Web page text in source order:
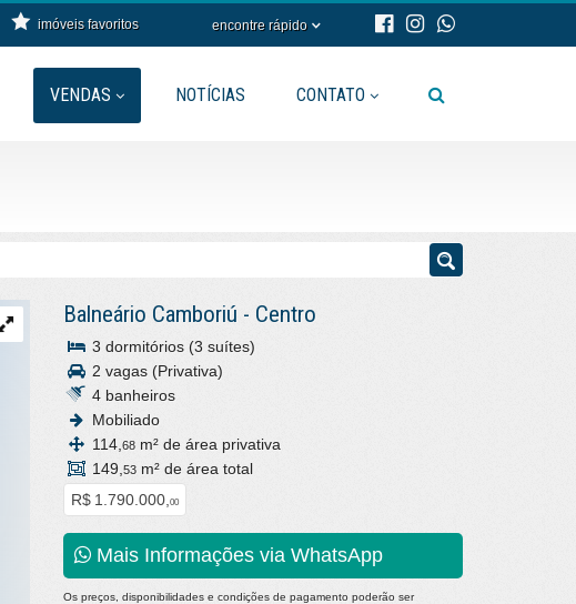
encontre rápido
imóveis favoritos
VENDAS NOTÍCIAS CONTATO
Balneário Camboriú - Centro
3 dormitórios (3 suítes)
2 vagas (Privativa)
4 banheiros
Mobiliado
114, 68 m² de área privativa
149, 53 m² de área total
R$ 1.790.000, 00
Mais Informações via WhatsApp
Os preços, disponibilidades e condições de pagamento poderão ser